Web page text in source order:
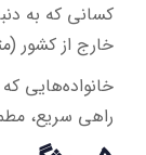
کسانی که به
خارج از کشور
خانواده‌هایی
راهی سریع،